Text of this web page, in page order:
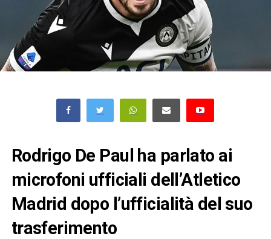
Rodrigo De Paul ha parlato ai
microfoni ufficiali dell’Atletico
Madrid dopo l’ufficialità del suo
trasferimento